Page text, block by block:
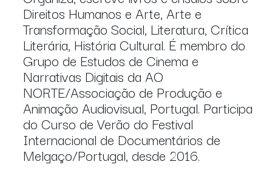
Direitos Humanos e Arte, Arte e
Transformação Social, Literatura, Crítica
Literária, História Cultural. É membro do
Grupo de Estudos de Cinema e
Narrativas Digitais da AO
NORTE/Associação de Produção e
Animação Audiovisual, Portugal. Participa
do Curso de Verão do Festival
Internacional de Documentários de
Melgaço/Portugal, desde 2016.